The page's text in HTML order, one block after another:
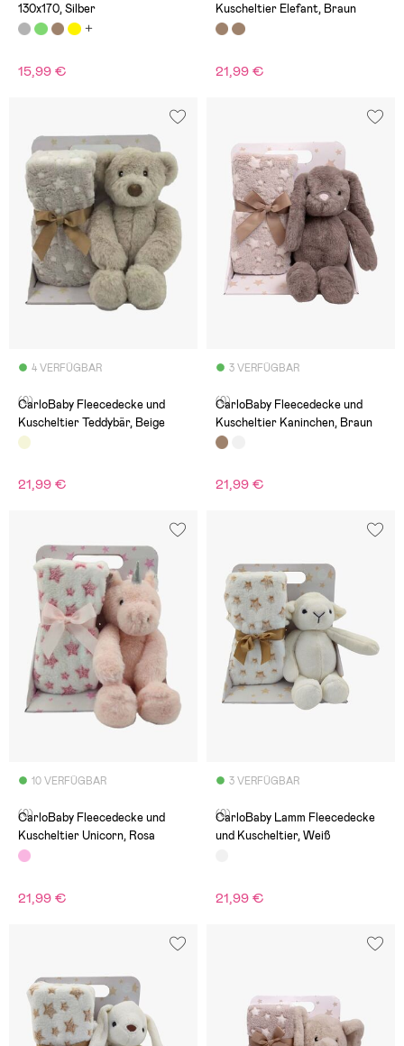
130x170, Silber
15,99 €
Kuscheltier Elefant, Braun
21,99 €
4 VERFÜGBAR
(0)
CarloBaby Fleecedecke und
Kuscheltier Teddybär, Beige
21,99 €
3 VERFÜGBAR
(0)
CarloBaby Fleecedecke und
Kuscheltier Kaninchen, Braun
21,99 €
10 VERFÜGBAR
(0)
CarloBaby Fleecedecke und
Kuscheltier Unicorn, Rosa
21,99 €
3 VERFÜGBAR
(0)
CarloBaby Lamm Fleecedecke
und Kuscheltier, Weiß
21,99 €